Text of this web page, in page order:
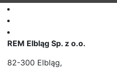
REM Elbląg Sp. z o.o.
82-300 Elbląg,